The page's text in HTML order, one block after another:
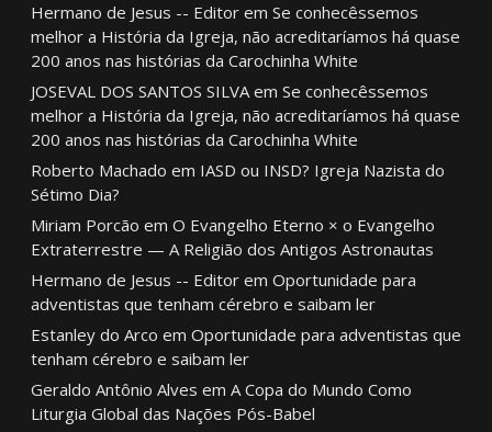
Hermano de Jesus -- Editorem Se conhecêssemos
melhor a História da Igreja, não acreditaríamos há quase
200 anos nas histórias da Carochinha White
JOSEVAL DOS SANTOS SILVAem Se conhecêssemos
melhor a História da Igreja, não acreditaríamos há quase
200 anos nas histórias da Carochinha White
Roberto Machado em IASD ou INSD? Igreja Nazista do
Sétimo Dia?
Miriam Porcão em O Evangelho Eterno × o Evangelho
Extraterrestre — A Religião dos Antigos Astronautas
Hermano de Jesus -- Editorem Oportunidade para
adventistas que tenham cérebro e saibam ler
Estanley do Arco em Oportunidade para adventistas que
tenham cérebro e saibam ler
Geraldo Antônio Alves em A Copa do Mundo Como
Liturgia Global das Nações Pós-Babel